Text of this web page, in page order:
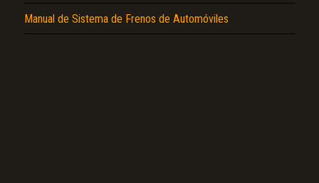
Manual de Sistema de Frenos de Automóviles